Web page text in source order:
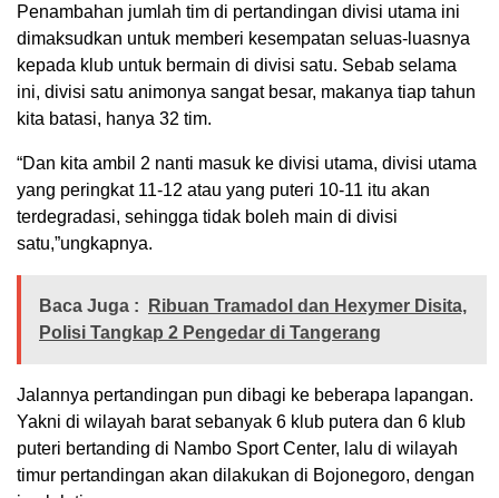
Penambahan jumlah tim di pertandingan divisi utama ini
dimaksudkan untuk memberi kesempatan seluas-luasnya
kepada klub untuk bermain di divisi satu. Sebab selama
ini, divisi satu animonya sangat besar, makanya tiap tahun
kita batasi, hanya 32 tim.
“Dan kita ambil 2 nanti masuk ke divisi utama, divisi utama
yang peringkat 11-12 atau yang puteri 10-11 itu akan
terdegradasi, sehingga tidak boleh main di divisi
satu,”ungkapnya.
Baca Juga :
Ribuan Tramadol dan Hexymer Disita,
Polisi Tangkap 2 Pengedar di Tangerang
Jalannya pertandingan pun dibagi ke beberapa lapangan.
Yakni di wilayah barat sebanyak 6 klub putera dan 6 klub
puteri bertanding di Nambo Sport Center, lalu di wilayah
timur pertandingan akan dilakukan di Bojonegoro, dengan